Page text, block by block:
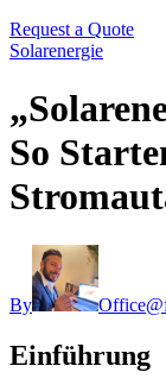
Request a Quote
Solarenergie
So
By
Einführung